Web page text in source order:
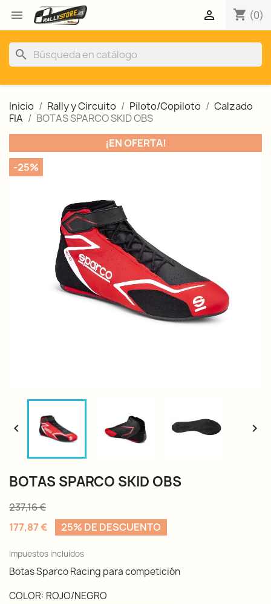
 shopping_cart (0)

search
Inicio Rally y Circuito Piloto/Copiloto
Calzado
FIA
BOTAS SPARCO SKID OBS
¡EN OFERTA!
-25%
 
BOTAS SPARCO SKID OBS
237,16 €
177,87 €
25% DE DESCUENTO
Impuestos incluidos
Botas Sparco Racing para competición
COLOR: ROJO/NEGRO